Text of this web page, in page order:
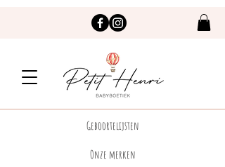
Geboortelijsten
Onze merken